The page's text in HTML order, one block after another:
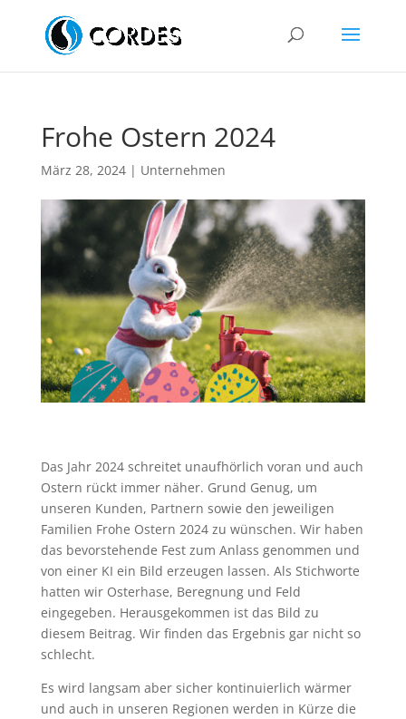
Frohe Ostern 2024
März 28, 2024| Unternehmen
Das Jahr 2024 schreitet unaufhörlich voran und auch
Ostern rückt immer näher. Grund Genug, um
unseren Kunden, Partnern sowie den jeweiligen
Familien Frohe Ostern 2024 zu wünschen. Wir haben
das bevorstehende Fest zum Anlass genommen und
von einer KI ein Bild erzeugen lassen. Als Stichworte
hatten wir Osterhase, Beregnung und Feld
eingegeben. Herausgekommen ist das Bild zu
diesem Beitrag. Wir finden das Ergebnis gar nicht so
schlecht.
Es wird langsam aber sicher kontinuierlich wärmer
und auch in unseren Regionen werden in Kürze die